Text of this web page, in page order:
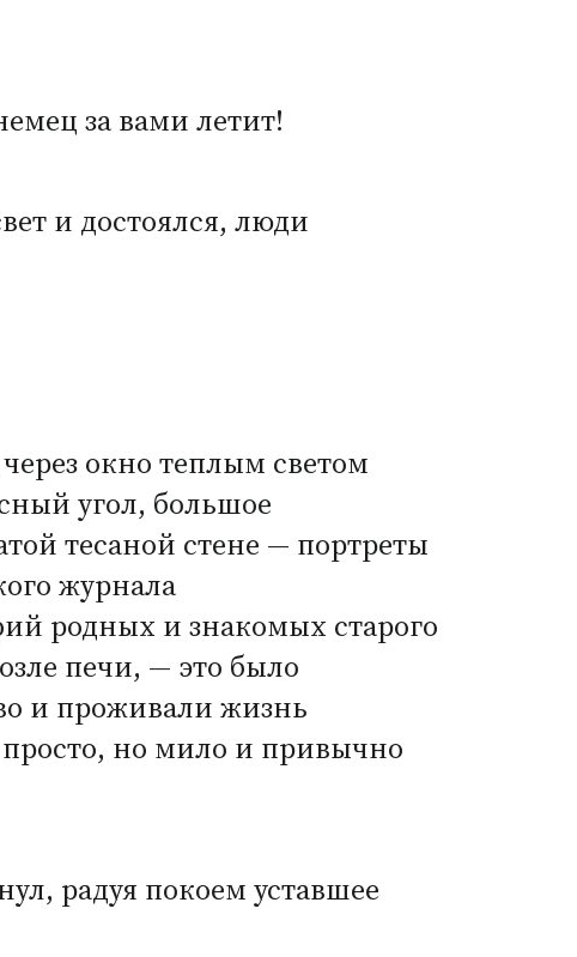
за вами летит!
и достоялся, люди
окно теплым светом
угол, большое
тесаной стене — портреты
журнала
родных и знакомых старого
печи, — это было
и проживали жизнь
просто, но мило и привычно
радуя покоем уставшее